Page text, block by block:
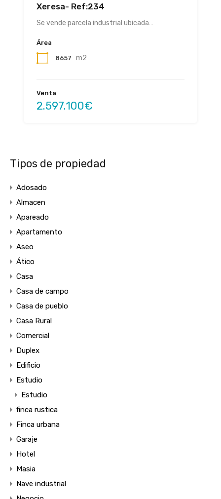
Xeresa- Ref:234
Se vende parcela industrial ubicada…
Área
8657 m2
Venta
2.597.100€
Tipos de propiedad
Adosado
Almacen
Apareado
Apartamento
Aseo
Ático
Casa
Casa de campo
Casa de pueblo
Casa Rural
Comercial
Duplex
Edificio
Estudio
Estudio
finca rustica
Finca urbana
Garaje
Hotel
Masia
Nave industrial